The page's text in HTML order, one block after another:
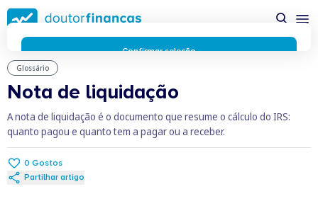
Saltar
para
conteúdo
principal
Glossário
Nota de liquidação
A nota de liquidação é o documento que resume o cálculo do IRS:
quanto pagou e quanto tem a pagar ou a receber.
0 Gostos
Partilhar artigo
possível enquanto utilizador do portal Doutor Finanças e
personalizar conteúdos e anúncios.
Saiba mais sobre as
funcionalidades dos cookiesaqui.
Respeitamos a sua privacidade e estamos comprometidos com
a transparência no uso de cookies no nosso website. Não
recolhemos, processamos ou armazenamos quaisquer dados
pessoais através de cookies durante a navegação normal no
nosso website.
Os cookies utilizados no nosso website são limitados a cookies
essenciais e funcionais que melhoram o desempenho do site e
informações pessoalmente identificáveis e não rastreiam a
sua atividade fora do nosso site. Conheça a nossa
Confirmar seleção